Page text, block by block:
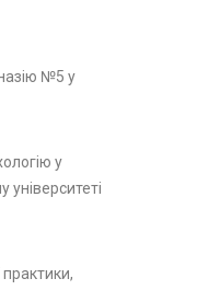
№5 у
у
практики,